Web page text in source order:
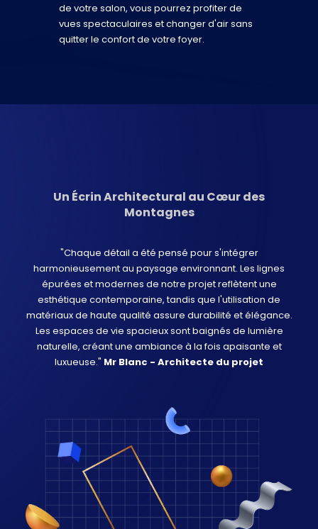
de votre salon, vous pourrez profiter de
vues spectaculaires et changer d'air sans
quitter le confort de votre foyer.
Un Écrin Architectural au Cœur des
Montagnes
"Chaque détail a été pensé pour s'intégrer
harmonieusement au paysage environnant. Les lignes
épurées et modernes de notre projet reflètent une
esthétique contemporaine, tandis que l'utilisation de
matériaux de haute qualité assure durabilité et élégance.
Les espaces de vie spacieux sont baignés de lumière
naturelle, créant une ambiance à la fois apaisante et
luxueuse." Mr Blanc - Architecte du projet